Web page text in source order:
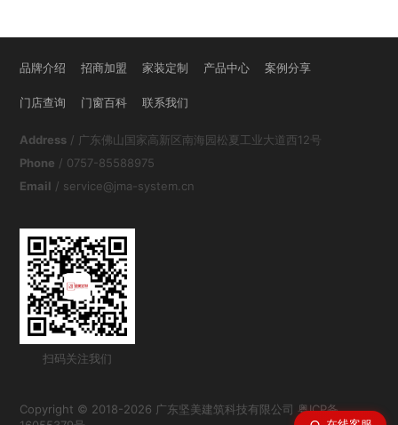
品牌介绍 招商加盟 家装定制 产品中心 案例分享
门店查询 门窗百科 联系我们
Address / 广东佛山国家高新区南海园松夏工业大道西12号
Phone / 0757-85588975
Email / service@jma-system.cn
扫码关注我们
Copyright © 2018-2026 广东坚美建筑科技有限公司粤ICP备